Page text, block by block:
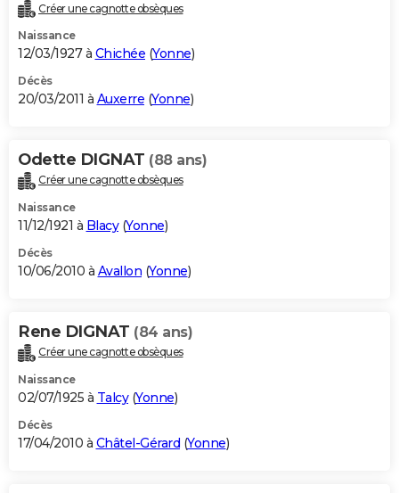
Créer une cagnotte obsèques
Naissance
12/03/1927 à Chichée (Yonne)
Décès
20/03/2011 à Auxerre (Yonne)
Odette DIGNAT (88 ans)
Créer une cagnotte obsèques
Naissance
11/12/1921 à Blacy(Yonne)
Décès
10/06/2010 à Avallon (Yonne)
Rene DIGNAT (84 ans)
Créer une cagnotte obsèques
Naissance
02/07/1925 à Talcy(Yonne)
Décès
17/04/2010 à Châtel-Gérard (Yonne)